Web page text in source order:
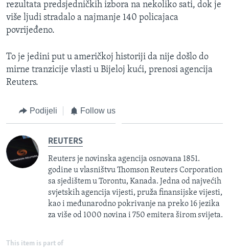
rezultata predsjedničkih izbora na nekoliko sati, dok je
više ljudi stradalo a najmanje 140 policajaca
povrijeđeno.
To je jedini put u američkoj historiji da nije došlo do
mirne tranzicije vlasti u Bijeloj kući, prenosi agencija
Reuters.
Podijeli Follow us
REUTERS
Reuters je novinska agencija osnovana 1851.
godine u vlasništvu Thomson Reuters Corporation
sa sjedištem u Torontu, Kanada. Jedna od najvećih
svjetskih agencija vijesti, pruža finansijske vijesti,
kao i međunarodno pokrivanje na preko 16 jezika
za više od 1000 novina i 750 emitera širom svijeta.
This item is part of